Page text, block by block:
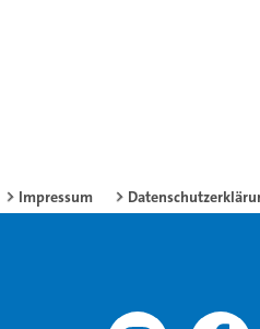
Impressum